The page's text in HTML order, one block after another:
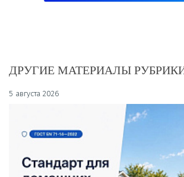
ДРУГИЕ МАТЕРИАЛЫ
5 августа 2026